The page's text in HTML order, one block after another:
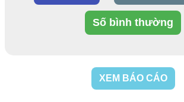
Số bình thường
XEM BÁO CÁO